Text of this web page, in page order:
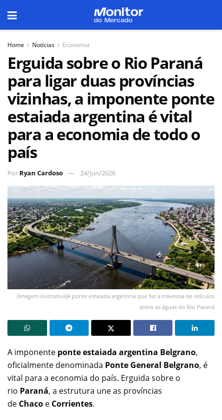
Home Notícias Economia
Erguida sobre o Rio Paraná
para ligar duas províncias
vizinhas, a imponente ponte
estaiada argentina é vital
para a economia de todo o
país
Por Ryan Cardoso 24/jun/2026
(Imagem ilustrativa)A ponte estaiada argentina que faz a travessia de veículos
sobre as águas do Rio Paraná
A imponente ponte estaiada argentina Belgrano,
oficialmente denominada Ponte General Belgrano, é
vital para a economia do país. Erguida sobre o
rio Paraná, a estrutura une as províncias
de Chaco e Corrientes.